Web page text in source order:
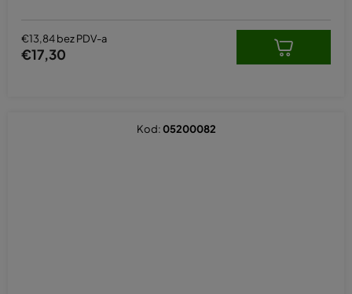
€13,84 bez PDV-a
€17,30
Kod:05200082